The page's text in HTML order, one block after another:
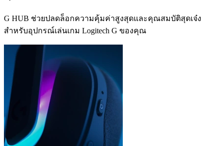
G HUB ช่วยปลดล็อกความคุ้มค่าสูงสุดและคุณสมบัติสุดเจ๋ง
สำหรับอุปกรณ์เล่นเกม Logitech G ของคุณ